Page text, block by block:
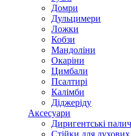
Домри
Дульцимери
Ложки
Кобзи
Мандоліни
Окаріни
Цимбали
Псалтирі
Калімби
Діджеріду
Аксесуари
Диригентські
Стійки для духових